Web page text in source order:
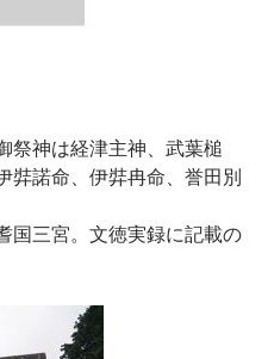
祭神は経津主神、武葉槌
弉諾命、伊弉冉命、誉田別
国三宮。文徳実録に記載の